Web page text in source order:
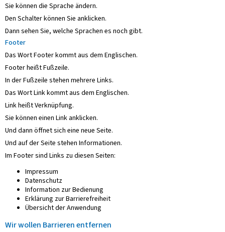
Sie können die Sprache ändern.
Den Schalter können Sie anklicken.
Dann sehen Sie, welche Sprachen es noch gibt.
Footer
Das Wort Footer kommt aus dem Englischen.
Footer heißt Fußzeile.
In der Fußzeile stehen mehrere Links.
Das Wort Link kommt aus dem Englischen.
Link heißt Verknüpfung.
Sie können einen Link anklicken.
Und dann öffnet sich eine neue Seite.
Und auf der Seite stehen Informationen.
Im Footer sind Links zu diesen Seiten:
Impressum
Datenschutz
Information zur Bedienung
Erklärung zur Barrierefreiheit
Übersicht der Anwendung
Wir wollen Barrieren entfernen